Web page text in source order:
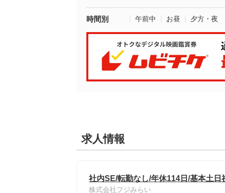
時間別 午前中 お昼 夕方・夜
求人情報
社内SE/転勤なし/年休114日/基本土日
株式会社フジみらい